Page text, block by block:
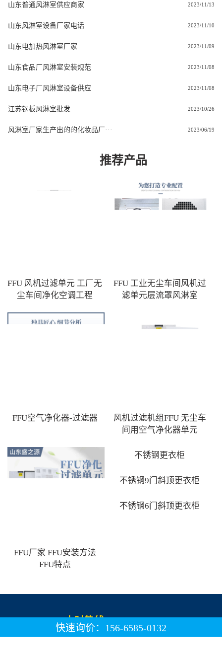
山东普通风淋室供应商家 2023/11/13
山东风淋室设备厂家电话 2023/11/10
山东电加热风淋室厂家 2023/11/09
山东食品厂风淋室安装规范 2023/11/08
山东电子厂风淋室设备供应 2023/11/08
江苏钢板风淋室批发 2023/10/26
风淋室厂家生产出的的化妆品厂··· 2023/06/19
推荐产品
FFU 风机过滤单元 工厂无
尘车间净化空调工程
FFU 工业无尘车间风机过
滤单元层流罩风淋室
FFU空气净化器-过滤器
风机过滤机组FFU 无尘车
间用空气净化器单元
FFU厂家 FFU安装方法
FFU特点
不锈钢更衣柜
不锈钢9门斜顶更衣柜
不锈钢6门斜顶更衣柜
24小时热线 156-6585-0132
Copyright © 2002-2023 山东盛之源净化设备有限公司 版
快速询价：156-6585-0132